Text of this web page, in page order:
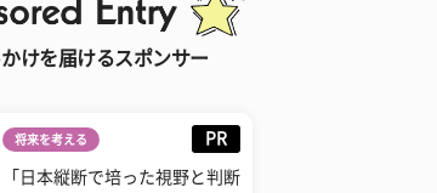
けを届けるスポンサー
将来を考える PR
「日本縦断で培った視野と判断